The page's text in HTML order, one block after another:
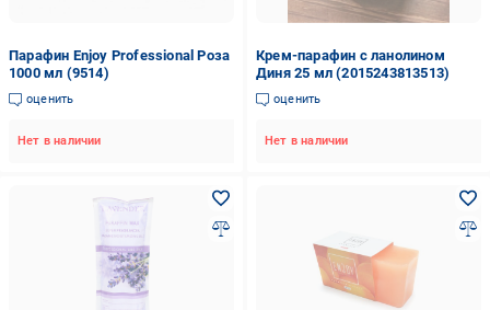
Парафин Enjoy Professional Роза
1000 мл (9514)
оценить
Нет в наличии
Крем-парафин с ланолином
Диня 25 мл (2015243813513)
оценить
Нет в наличии